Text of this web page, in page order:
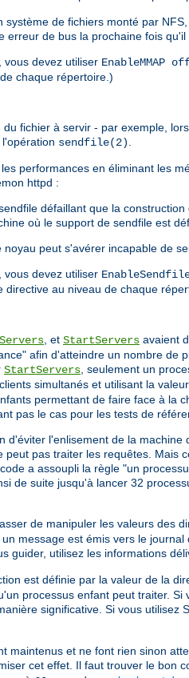
de fichiers monté par
de bus la prochaine fois
vous devez utiliser EnableMMAP
chaque répertoire.)
fichier à servir - par exemple,
sendfile(2)
performances en éliminant les
httpd :
défaillant que la
où le support de sendfile est
peut s'avérer incapable de
vous devez utiliser
au niveau de chaque
, et StartServers avaient
afin d'atteindre un nombre
StartServers, seulement un
simultanés et utilisant la
permettant de faire face à la
pas le cas pour les tests de
l'enlisement de la
pas traiter les requêtes. Mais
a assoupli la règle "un
de suite jusqu'à lancer 32
de manipuler les valeurs des
message est émis vers le
guider, utilisez les informations
est définie par la valeur de la
processus enfant peut traiter.
significative. Si vous
maintenus et ne font rien sinon
cet effet. Il faut trouver le bon